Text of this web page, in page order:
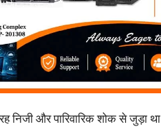
निजी और पारिवारिक शोक से जुड़ा